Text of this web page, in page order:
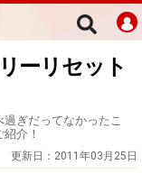
ーリセット
ぎだってなかったこ
介！
更新日： 2011年03月25日